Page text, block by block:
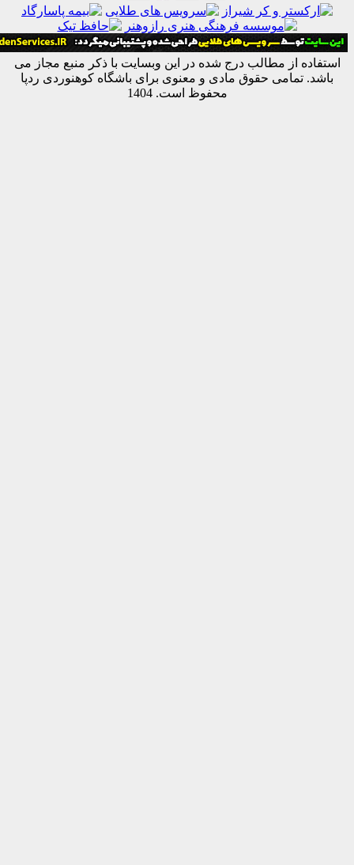
از مطالب درج شده در این وبسایت با ذکر منبع مجاز می
تمامی حقوق مادی و معنوی برای باشگاه کوهنوردی ردپا
محفوظ است. 1404